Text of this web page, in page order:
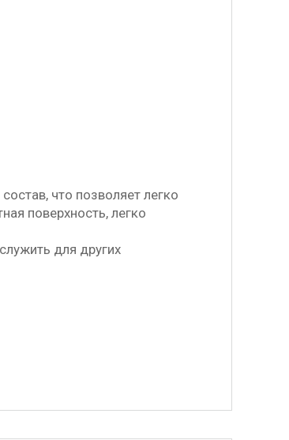
что позволяет легко
поверхность, легко
для других